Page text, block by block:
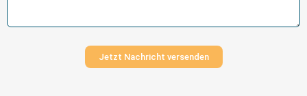
Jetzt Nachricht versenden